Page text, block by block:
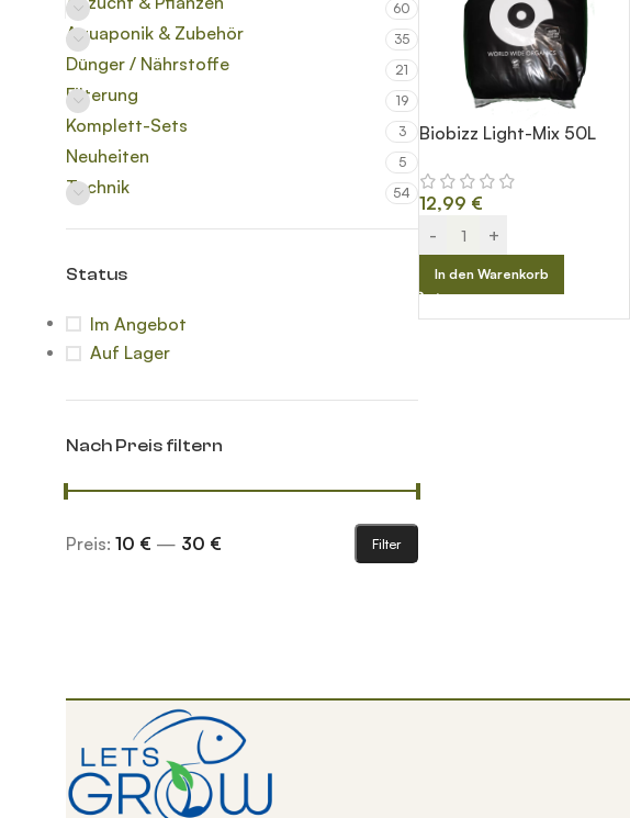
60
Aquaponik & Zubehör 35
Dünger / Nährstoffe 21
Filterung 19
Komplett-Sets 3
Neuheiten 5
Technik 54
Status
Im Angebot
Auf Lager
Nach Preis filtern
Filter
Preis: 10 € — 30 €
Biobizz Light-Mix 50L
12,99 €
-
+
In den Warenkorb